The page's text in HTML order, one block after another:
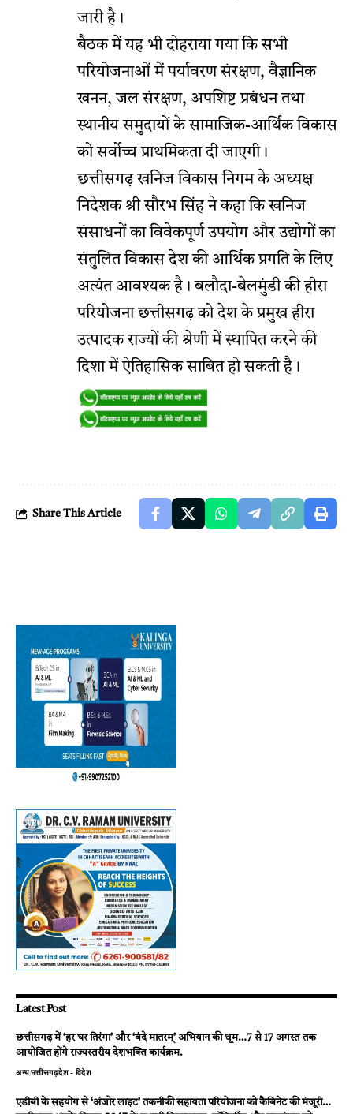
जारी है।
बैठक में यह भी दोहराया गया कि सभी
परियोजनाओं में पर्यावरण संरक्षण, वैज्ञानिक
खनन, जल संरक्षण, अपशिष्ट प्रबंधन तथा
स्थानीय समुदायों के सामाजिक-आर्थिक विकास
को सर्वोच्च प्राथमिकता दी जाएगी।
छत्तीसगढ़ खनिज विकास निगम के अध्यक्ष
निदेशक श्री सौरभ सिंह ने कहा कि खनिज
संसाधनों का विवेकपूर्ण उपयोग और उद्योगों का
संतुलित विकास देश की आर्थिक प्रगति के लिए
अत्यंत आवश्यक है। बलौदा-बेलमुंडी की हीरा
परियोजना छत्तीसगढ़ को देश के प्रमुख हीरा
उत्पादक राज्यों की श्रेणी में स्थापित करने की
दिशा में ऐतिहासिक साबित हो सकती है।
Share This Article
Latest Post
छत्तीसगढ़ में ‘हर घर तिरंगा’ और ‘वंदे मातरम्’ अभियान की धूम…7 से 17 अगस्त तक
आयोजित होंगे राज्यस्तरीय देशभक्ति कार्यक्रम.
अन्यछत्तीसगढ़देश - विदेश
एडीबी के सहयोग से ‘अंजोर लाइट’ तकनीकी सहायता परियोजना को कैबिनेट की मंजूरी…